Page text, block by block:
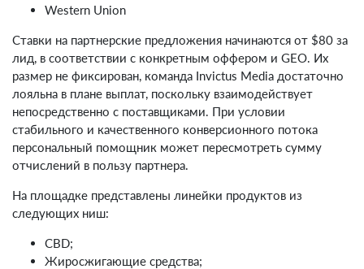
Western Union
Ставки на партнерские предложения начинаются от $80 за
лид, в соответствии с конкретным оффером и GEO. Их
размер не фиксирован, команда Invictus Media достаточно
лояльна в плане выплат, поскольку взаимодействует
непосредственно с поставщиками. При условии
стабильного и качественного конверсионного потока
персональный помощник может пересмотреть сумму
отчислений в пользу партнера.
На площадке представлены линейки продуктов из
следующих ниш:
CBD;
Жиросжигающие средства;